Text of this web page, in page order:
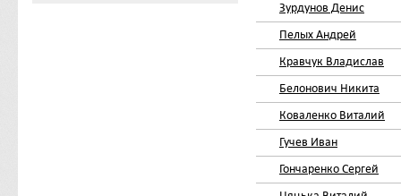
Зурдунов Денис
Пелых Андрей
Кравчук Владислав
Белонович Никита
Коваленко Виталий
Гучев Иван
Гончаренко Сергей